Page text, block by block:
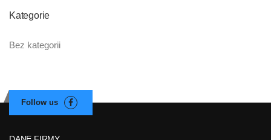
Kategorie
Bez kategorii